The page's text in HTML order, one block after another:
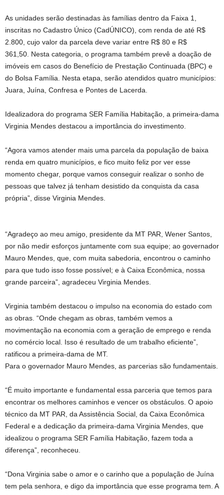
As unidades serão destinadas às famílias dentro da Faixa 1,
inscritas no Cadastro Único (CadÚNICO), com renda de até R$
2.800, cujo valor da parcela deve variar entre R$ 80 e R$
361,50. Nesta categoria, o programa também prevê a doação de
imóveis em casos do Benefício de Prestação Continuada (BPC) e
do Bolsa Família. Nesta etapa, serão atendidos quatro municípios:
Juara, Juína, Confresa e Pontes de Lacerda.
Idealizadora do programa SER Família Habitação, a primeira-dama
Virginia Mendes destacou a importância do investimento.
“Agora vamos atender mais uma parcela da população de baixa
renda em quatro municípios, e fico muito feliz por ver esse
momento chegar, porque vamos conseguir realizar o sonho de
pessoas que talvez já tenham desistido da conquista da casa
própria”, disse Virginia Mendes.
“Agradeço ao meu amigo, presidente da MT PAR, Wener Santos,
por não medir esforços juntamente com sua equipe; ao governador
Mauro Mendes, que, com muita sabedoria, encontrou o caminho
para que tudo isso fosse possível; e à Caixa Econômica, nossa
grande parceira”, agradeceu Virginia Mendes.
Virginia também destacou o impulso na economia do estado com
as obras. “Onde chegam as obras, também vemos a
movimentação na economia com a geração de emprego e renda
no comércio local. Isso é resultado de um trabalho eficiente”,
ratificou a primeira-dama de MT.
Para o governador Mauro Mendes, as parcerias são fundamentais.
“É muito importante e fundamental essa parceria que temos para
encontrar os melhores caminhos e vencer os obstáculos. O apoio
técnico da MT PAR, da Assistência Social, da Caixa Econômica
Federal e a dedicação da primeira-dama Virginia Mendes, que
idealizou o programa SER Família Habitação, fazem toda a
diferença”, reconheceu.
“Dona Virginia sabe o amor e o carinho que a população de Juína
tem pela senhora, e digo da importância que esse programa tem. A